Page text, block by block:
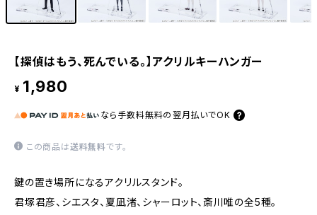
【探偵はもう、死んでいる。】アクリルキーハンガー
¥ 1,980
なら 手数料無料の 翌月払いでOK
この商品は送料無料です。
鍵の置き場所になるアクリルスタンド。
君塚君彦、シエスタ、夏凪渚、シャーロット、斎川唯の全5種。